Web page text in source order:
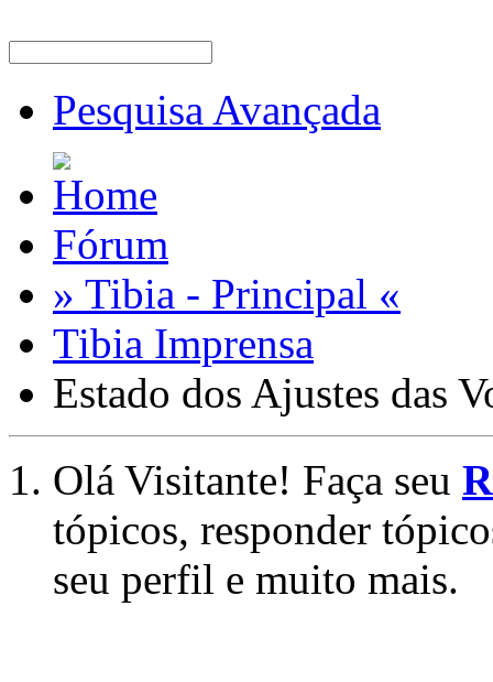
Pesquisa Avançada
Fórum
» Tibia - Principal «
Tibia Imprensa
Estado dos Ajustes das
Olá Visitante! Faça seu
tópicos, responder
seu perfil e muito mais.